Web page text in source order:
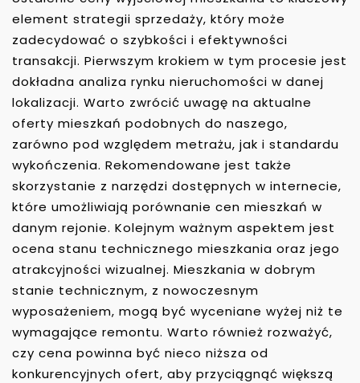
element strategii sprzedaży, który może
zadecydować o szybkości i efektywności
transakcji. Pierwszym krokiem w tym procesie jest
dokładna analiza rynku nieruchomości w danej
lokalizacji. Warto zwrócić uwagę na aktualne
oferty mieszkań podobnych do naszego,
zarówno pod względem metrażu, jak i standardu
wykończenia. Rekomendowane jest także
skorzystanie z narzędzi dostępnych w internecie,
które umożliwiają porównanie cen mieszkań w
danym rejonie. Kolejnym ważnym aspektem jest
ocena stanu technicznego mieszkania oraz jego
atrakcyjności wizualnej. Mieszkania w dobrym
stanie technicznym, z nowoczesnym
wyposażeniem, mogą być wyceniane wyżej niż te
wymagające remontu. Warto również rozważyć,
czy cena powinna być nieco niższa od
konkurencyjnych ofert, aby przyciągnąć większą